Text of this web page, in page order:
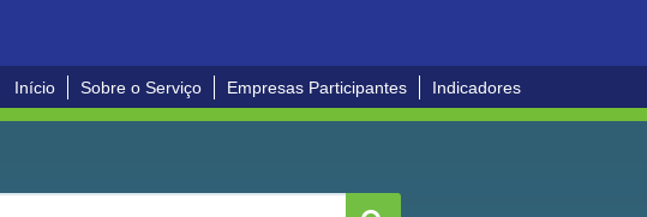
Início Sobre o Serviço Empresas Participantes Indicadores